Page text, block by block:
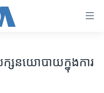
នយោបាយ​ក្នុងការ​